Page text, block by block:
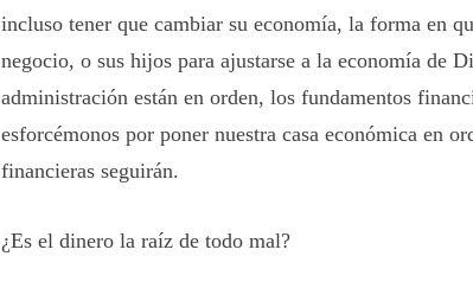
incluso tener que cambiar su economía, la forma en
negocio, o sus hijos para ajustarse a la economía de
administración están en orden, los fundamentos
esforcémonos por poner nuestra casa económica en
financieras seguirán.
¿Es el dinero la raíz de todo mal?